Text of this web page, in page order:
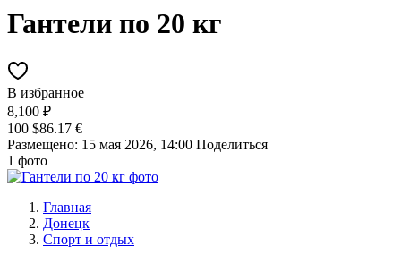
Гантели по 20 кг
В избранное
8,100 ₽
100 $86.17 €
Размещено: 15 мая 2026, 14:00 Поделиться
1 фото
Главная
Донецк
Спорт и отдых